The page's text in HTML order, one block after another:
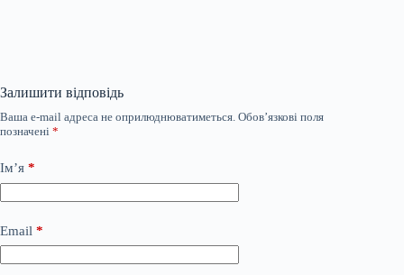
Залишити відповідь
Ваша e-mail адреса не оприлюднюватиметься. Обов’язкові поля
позначені *
Ім’я *
Email *